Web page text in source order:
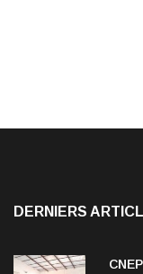
DERNIERS